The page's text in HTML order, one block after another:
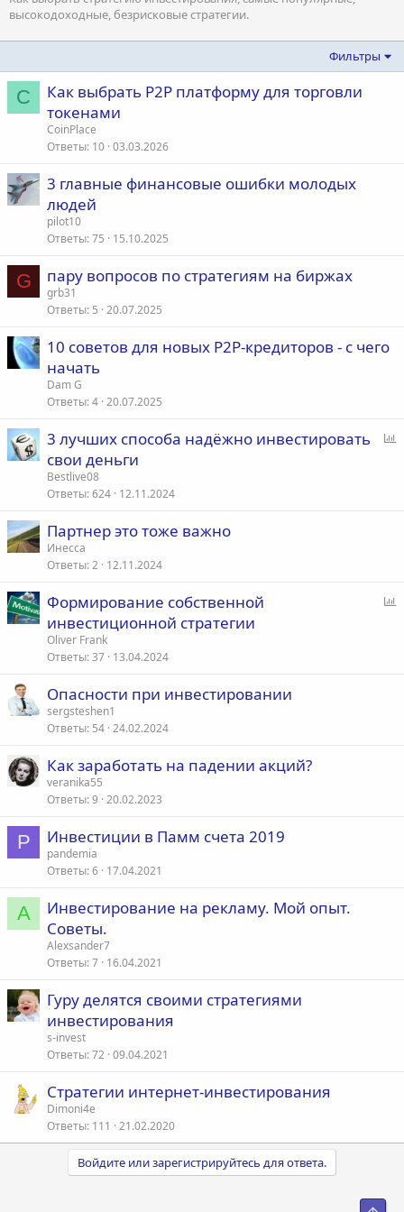
высокодоходные, безрисковые стратегии.
Фильтры
C
Как выбрать P2P платформу для торговли
токенами
CoinPlace
Ответы 10 03.03.2026
3 главные финансовые ошибки молодых
людей
pilot10
Ответы 75 15.10.2025
G пару вопросов по стратегиям на биржах
grb31
Ответы 5 20.07.2025
10 советов для новых P2P-кредиторов - с чего
начать
Dam G
Ответы 4 20.07.2025
3 лучших способа надёжно инвестировать
свои деньги
Bestlive08
Ответы 624 12.11.2024
Партнер это тоже важно
Инесса
Ответы 2 12.11.2024
Формирование собственной
инвестиционной стратегии
Oliver Frank
Ответы 37 13.04.2024
Опасности при инвестировании
sergsteshen1
Ответы 54 24.02.2024
Как заработать на падении акций?
veranika55
Ответы 9 20.02.2023
P Инвестиции в Памм счета 2019
pandemia
Ответы 6 17.04.2021
A
Инвестирование на рекламу. Мой опыт.
Советы.
Alexsander7
Ответы 7 16.04.2021
Гуру делятся своими стратегиями
инвестирования
s-invest
Ответы 72 09.04.2021
Стратегии интернет-инвестирования
Dimoni4e
Ответы 111 21.02.2020
Войдите или зарегистрируйтесь для ответа.